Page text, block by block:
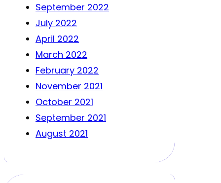
September 2022
July 2022
April 2022
March 2022
February 2022
November 2021
October 2021
September 2021
August 2021